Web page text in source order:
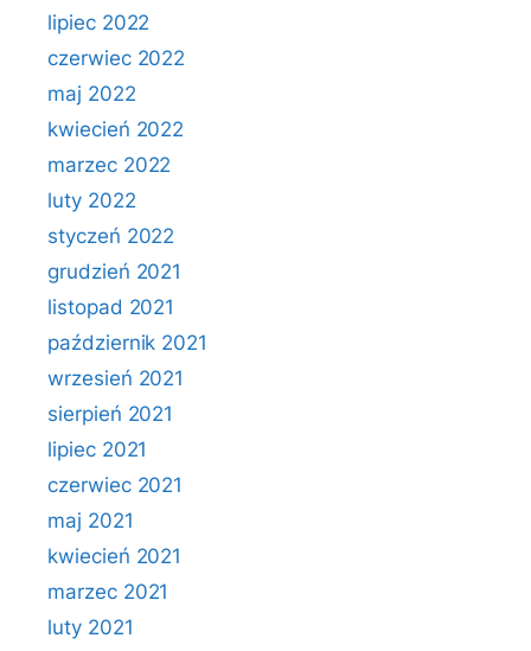
lipiec 2022
czerwiec 2022
maj 2022
kwiecień 2022
marzec 2022
luty 2022
styczeń 2022
grudzień 2021
listopad 2021
październik 2021
wrzesień 2021
sierpień 2021
lipiec 2021
czerwiec 2021
maj 2021
kwiecień 2021
marzec 2021
luty 2021